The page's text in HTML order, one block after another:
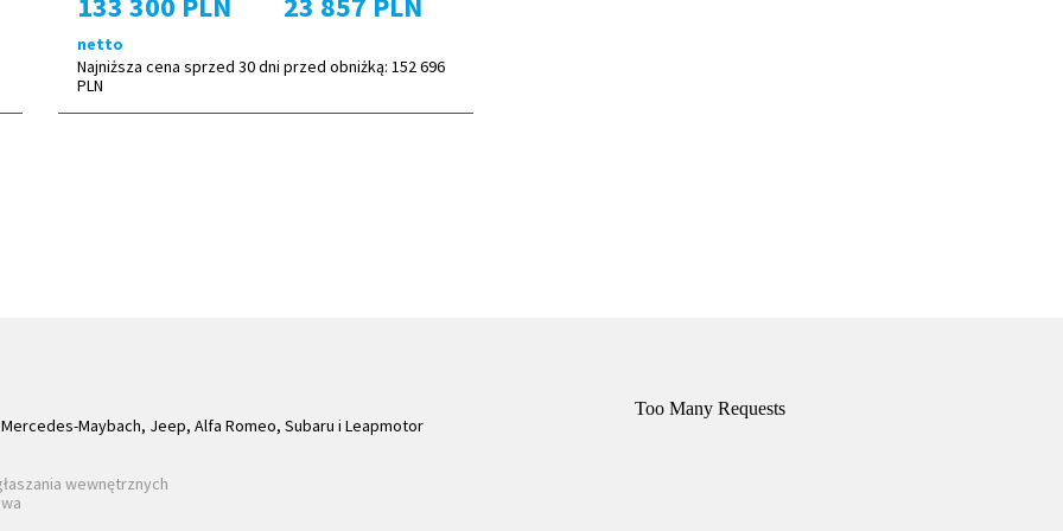
netto
Najniższa cena sprzed 30 dni przed obniżką: 152 696
PLN
Maybach, Jeep, Alfa Romeo, Subaru i Leapmotor
wewnętrznych